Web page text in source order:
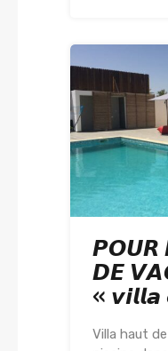
𝙋𝙊𝙐𝙍
𝘿𝙀
«
Villa haut